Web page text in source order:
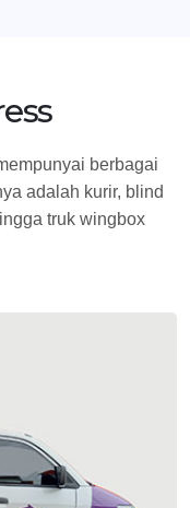
berbagai
adalah kurir, blind
truk wingbox